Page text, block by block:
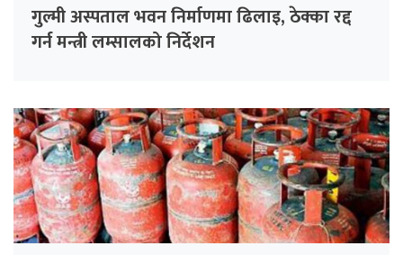
गुल्मी अस्पताल भवन निर्माणमा ढिलाइ, ठेक्का रद्द
गर्न मन्त्री लम्सालको निर्देशन